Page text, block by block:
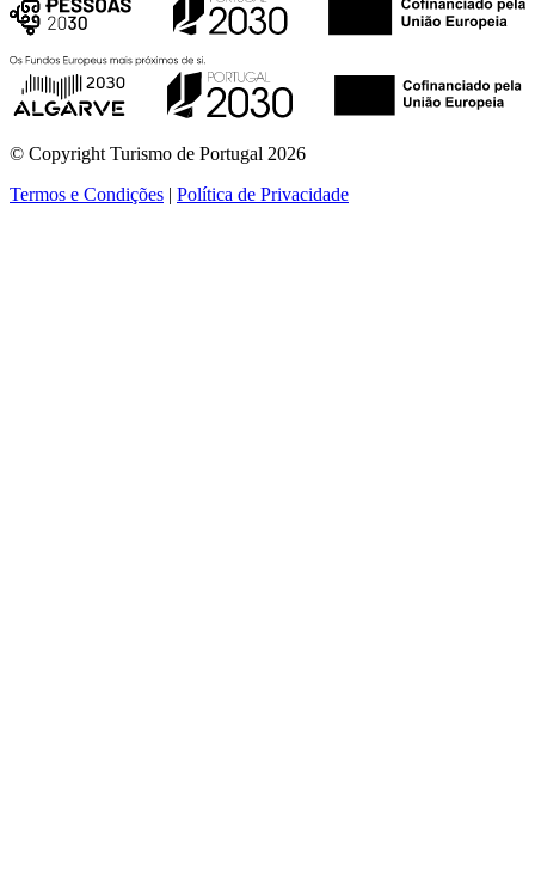
© Copyright Turismo de Portugal 2026
Termos e Condições | Política de Privacidade